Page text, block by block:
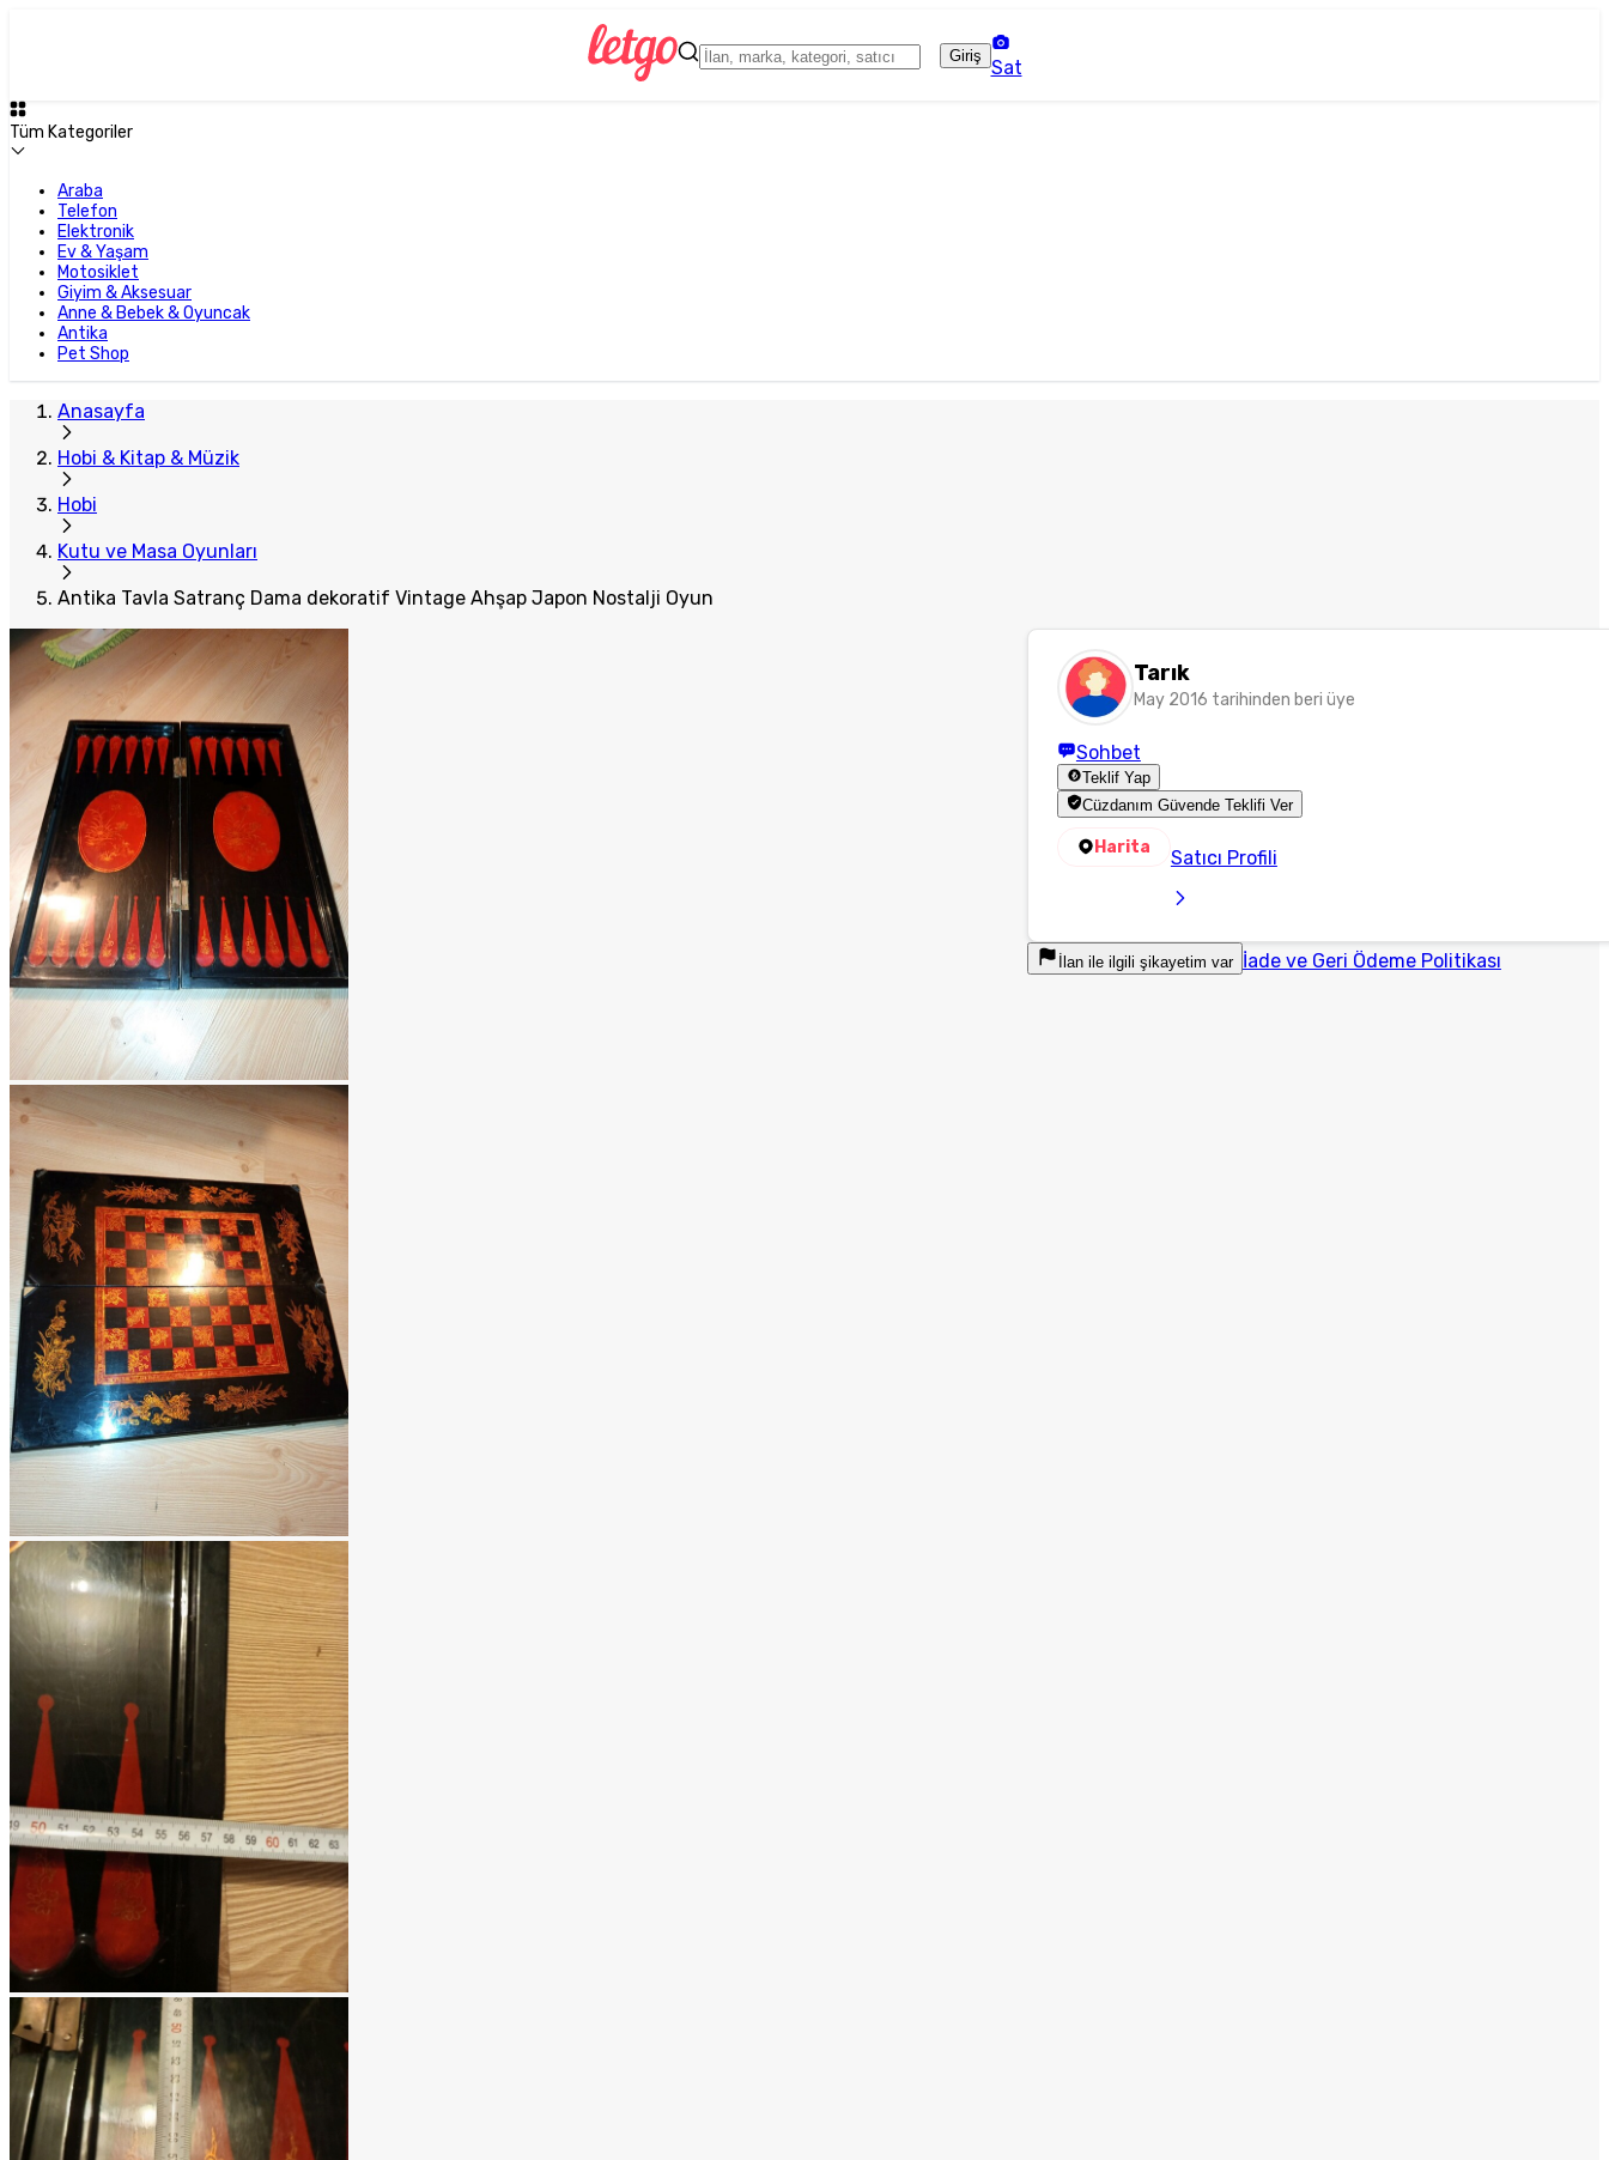
Giriş
Sat
Tüm Kategoriler
Araba
Telefon
Elektronik
Ev & Yaşam
Motosiklet
Giyim & Aksesuar
Anne & Bebek & Oyuncak
Antika
Pet Shop
Anasayfa
Hobi & Kitap & Müzik
Hobi
Kutu ve Masa Oyunları
Antika Tavla Satranç Dama dekoratif Vintage Ahşap Japon Nostalji Oyun
Tarık
May 2016 tarihinden beri üye
Sohbet
Teklif Yap
Cüzdanım Güvende Teklifi Ver
Harita Satıcı Profili
İlan ile ilgili şikayetim var İade ve Geri Ödeme Politikası